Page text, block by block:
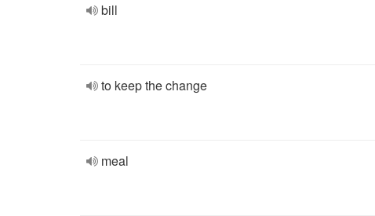
bill
to keep the change
meal